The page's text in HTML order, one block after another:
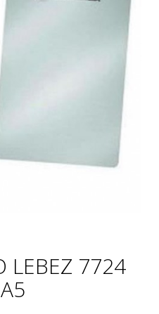
LEBEZ 7724